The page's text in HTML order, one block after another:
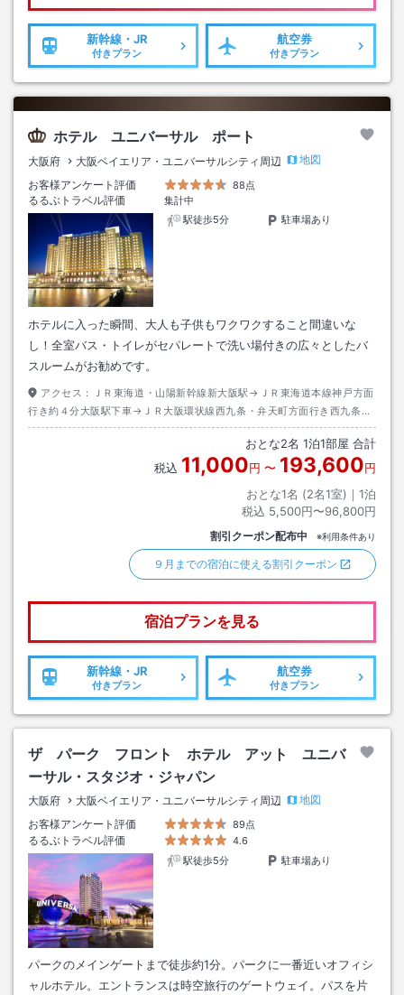
新幹線・JR
付きプラン
航空券
付きプラン
ホテル ユニバーサル ポート
大阪府 大阪ベイエリア・ユニバーサルシティ周辺
地図
お客様アンケート評価
88点
るるぶトラベル評価
集計中
駅徒歩5分
駐車場あり
ホテルに入った瞬間、大人も子供もワクワクすること間違いな
し！全室バス・トイレがセパレートで洗い場付きの広々としたバ
スルームがお勧めです。
アクセス：
ＪＲ東海道・山陽新幹線新大阪駅→ＪＲ東海道本線神戸方面
行き約４分大阪駅下車→ＪＲ大阪環状線西九条・弁天町方面行き西九条駅
下車→ＪＲゆめ咲線ユニバーサルシティ行き約５分ユニバーサルシティ駅
おとな2名 1泊1部屋 合計
税込 11,000円 〜 193,600円
おとな1名 (2名1室)｜ 1泊
税込 5,500円〜96,800円
割引クーポン配布中 ※利用条件あり
９月までの宿泊に使える割引クーポン
宿泊プランを見る
新幹線・JR
付きプラン
航空券
付きプラン
ザ パーク フロント ホテル アット ユニバ
ーサル・スタジオ・ジャパン
大阪府 大阪ベイエリア・ユニバーサルシティ周辺
地図
お客様アンケート評価
89点
るるぶトラベル評価
4.6
駅徒歩5分
駐車場あり
パークのメインゲートまで徒歩約1分。パークに一番近いオフィシ
ャルホテル。エントランスは時空旅行のゲートウェイ。パスを片